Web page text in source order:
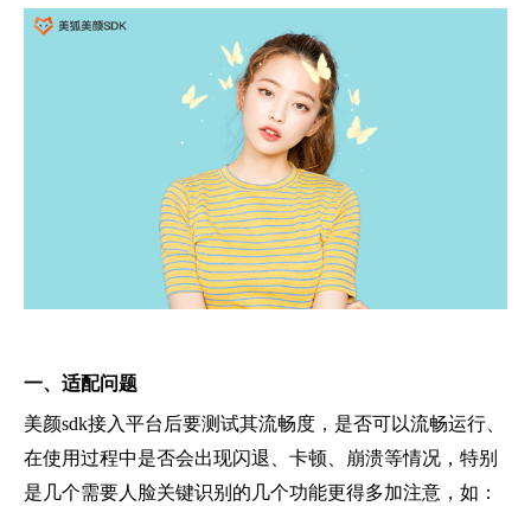
一、 适配问题
美颜sdk接入平台后要测试其流畅度，是否可以流畅运行、
在使用过程中是否会出现闪退、卡顿、崩溃等情况，特别
是几个需要人脸关键识别的几个功能更得多加注意，如：